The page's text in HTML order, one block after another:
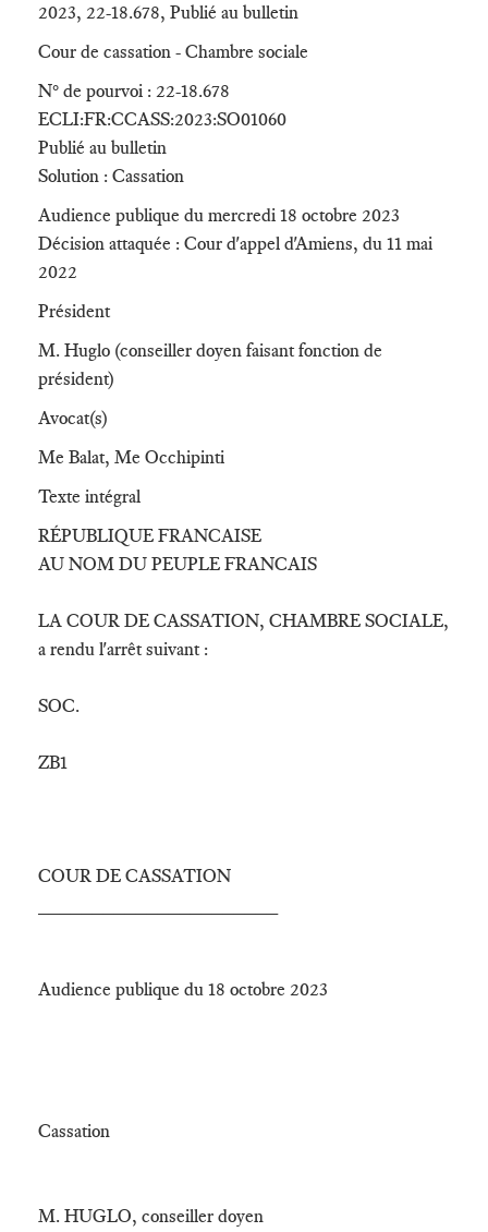
2023, 22-18.678, Publié au bulletin
Cour de cassation - Chambre sociale
N° de pourvoi : 22-18.678
ECLI:FR:CCASS:2023:SO01060
Publié au bulletin
Solution : Cassation
Audience publique du mercredi 18 octobre 2023
Décision attaquée : Cour d'appel d'Amiens, du 11 mai
2022
Président
M. Huglo (conseiller doyen faisant fonction de
président)
Avocat(s)
Me Balat, Me Occhipinti
Texte intégral
RÉPUBLIQUE FRANCAISE
AU NOM DU PEUPLE FRANCAIS
LA COUR DE CASSATION, CHAMBRE SOCIALE,
a rendu l'arrêt suivant :
SOC.
ZB1
COUR DE CASSATION
Audience publique du 18 octobre 2023
Cassation
M. HUGLO, conseiller doyen